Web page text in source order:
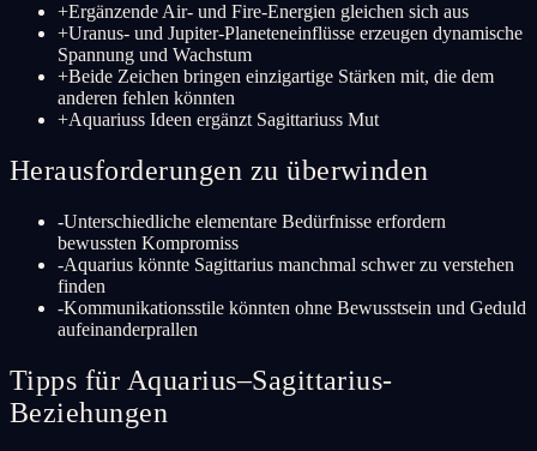
+Ergänzende Air- und Fire-Energien gleichen sich aus
+Uranus- und Jupiter-Planeteneinflüsse erzeugen dynamische
Spannung und Wachstum
+Beide Zeichen bringen einzigartige Stärken mit, die dem
anderen fehlen könnten
+Aquariuss Ideen ergänzt Sagittariuss Mut
Herausforderungen zu überwinden
-Unterschiedliche elementare Bedürfnisse erfordern
bewussten Kompromiss
-Aquarius könnte Sagittarius manchmal schwer zu verstehen
finden
-Kommunikationsstile könnten ohne Bewusstsein und Geduld
aufeinanderprallen
Tipps für Aquarius–Sagittarius-
Beziehungen